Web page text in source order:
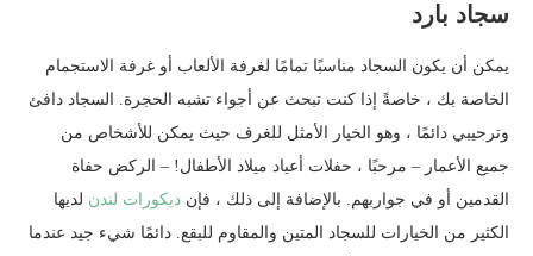
سجاد بارد
يمكن أن يكون السجاد مناسبًا تمامًا لغرفة الألعاب أو غرفة الاستجمام
الخاصة بك ، خاصةً إذا كنت تبحث عن أجواء تشبه الحجرة. السجاد دافئ
وترحيبي دائمًا ، وهو الخيار الأمثل للغرف حيث يمكن للأشخاص من
جميع الأعمار – مرحبًا ، حفلات أعياد ميلاد الأطفال! – الركض حفاة
القدمين أو في جواربهم. بالإضافة إلى ذلك ، فإن ديكورات لندن لديها
الكثير من الخيارات للسجاد المتين والمقاوم للبقع. دائمًا شيء جيد عندما